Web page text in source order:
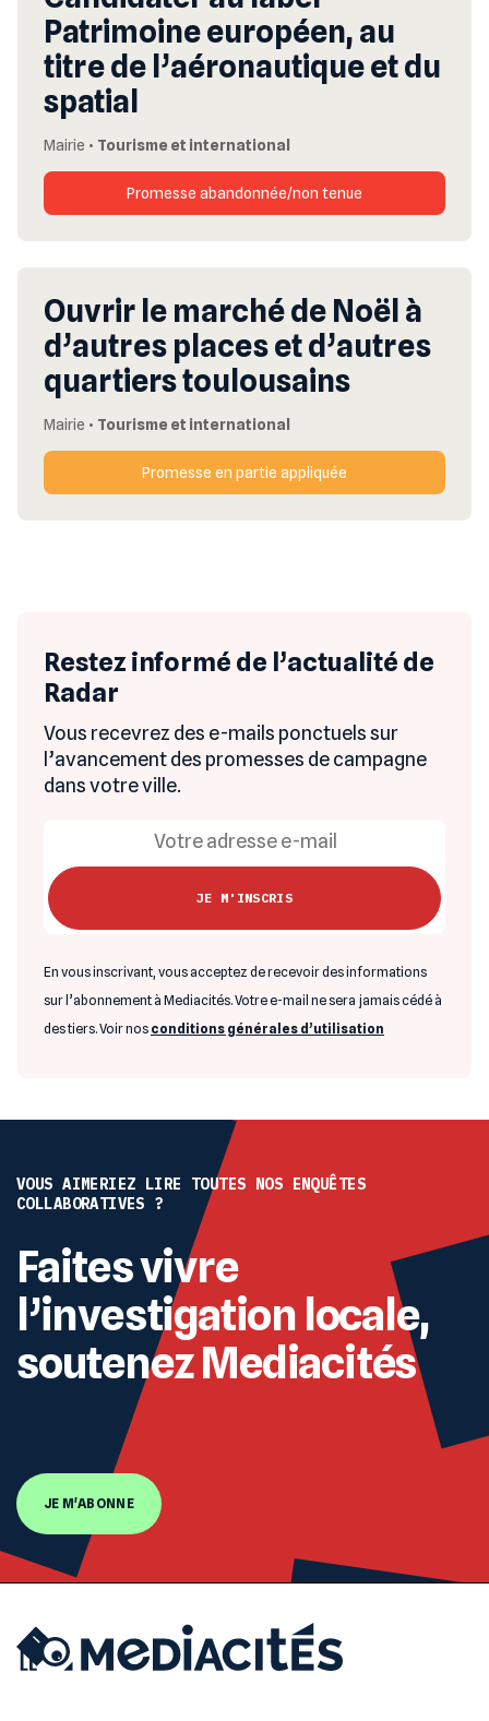
Patrimoine européen, au
titre de l’aéronautique et du
spatial
Mairie • Tourisme et international
Promesse abandonnée/non tenue
Ouvrir le marché de Noël à
d’autres places et d’autres
quartiers toulousains
Mairie • Tourisme et international
Promesse en partie appliquée
Restez informé de l’actualité de
Radar
Vous recevrez des e-mails ponctuels sur
l’avancement des promesses de campagne
dans votre ville.
En vous inscrivant, vous acceptez de recevoir des informations
sur l’abonnement à Mediacités. Votre e-mail ne sera jamais cédé à
des tiers. Voir nos conditions générales d’utilisation
VOUS AIMERIEZ LIRE TOUTES NOS ENQUÊTES
COLLABORATIVES ?
Faites vivre
l’investigation locale,
soutenez Mediacités
JE M'ABONNE